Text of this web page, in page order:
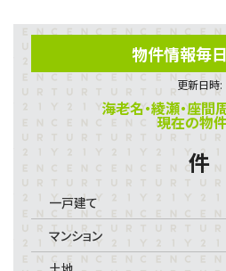
物件情報毎日
更新日時:
海老名・綾瀬・座間
現在の物
件
一戸建て
マンション